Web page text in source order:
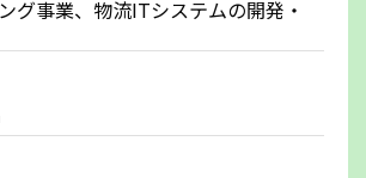
グ事業、物流ITシステムの開発・